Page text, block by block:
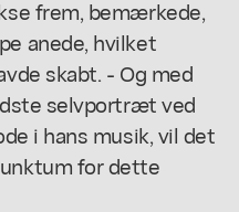
frem, bemærkede,
anede, hvilket
skabt. - Og med
selvportræt ved
i hans musik, vil det
for dette